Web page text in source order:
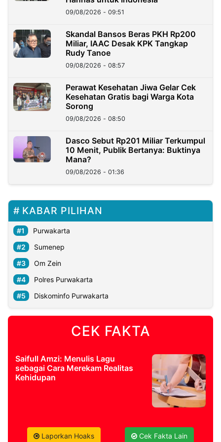
09/08/2026 - 09:51
Skandal Bansos Beras PKH Rp200
Miliar, IAAC Desak KPK Tangkap
Rudy Tanoe
09/08/2026 - 08:57
Perawat Kesehatan Jiwa Gelar Cek
Kesehatan Gratis bagi Warga Kota
Sorong
09/08/2026 - 08:50
Dasco Sebut Rp201 Miliar Terkumpul
10 Menit, Publik Bertanya: Buktinya
Mana?
09/08/2026 - 01:36
KABAR PILIHAN
Purwakarta
Sumenep
Om Zein
Polres Purwakarta
Diskominfo Purwakarta
CEK FAKTA
Saifull Amzi: Menulis Lagu
sebagai Cara Merekam Realitas
Kehidupan
Laporkan Hoaks Cek Fakta Lain